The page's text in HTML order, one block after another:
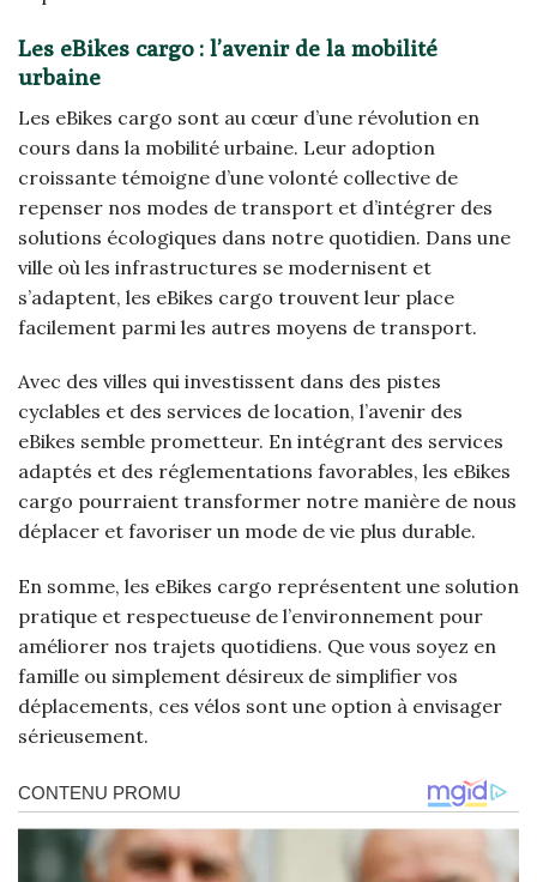
Les eBikes cargo : l’avenir de la mobilité
urbaine
Les eBikes cargo sont au cœur d’une révolution en
cours dans la mobilité urbaine. Leur adoption
croissante témoigne d’une volonté collective de
repenser nos modes de transport et d’intégrer des
solutions écologiques dans notre quotidien. Dans une
ville où les infrastructures se modernisent et
s’adaptent, les eBikes cargo trouvent leur place
facilement parmi les autres moyens de transport.
Avec des villes qui investissent dans des pistes
cyclables et des services de location, l’avenir des
eBikes semble prometteur. En intégrant des services
adaptés et des réglementations favorables, les eBikes
cargo pourraient transformer notre manière de nous
déplacer et favoriser un mode de vie plus durable.
En somme, les eBikes cargo représentent une solution
pratique et respectueuse de l’environnement pour
améliorer nos trajets quotidiens. Que vous soyez en
famille ou simplement désireux de simplifier vos
déplacements, ces vélos sont une option à envisager
sérieusement.